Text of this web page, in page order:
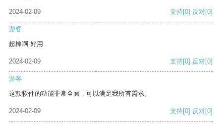
2024-02-09 支持[0] 反对[0]
游客
超棒啊 好用
2024-02-09 支持[0] 反对[0]
游客
这款软件的功能非常全面，可以满足我所有需求。
2024-02-09 支持[0] 反对[0]